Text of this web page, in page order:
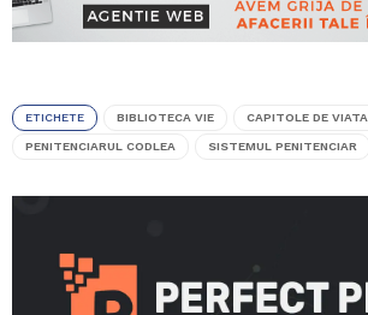
ETICHETE BIBLIOTECA VIE CAPITOLE DE VIATA
PENITENCIARUL CODLEA SISTEMUL PENITENCIAR